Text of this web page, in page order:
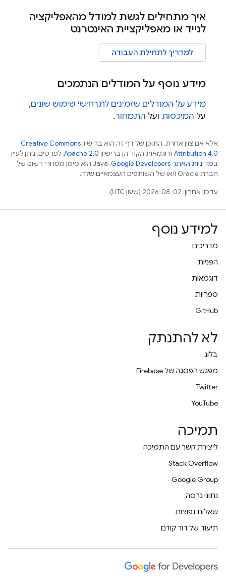
איך מתחילים לגשת למודל מהאפליקציה
לנייד או מאפליקציית האינטרנט
למדריך לתחילת העבודה
מידע נוסף על המודלים הנתמכים
מידע על המודלים שזמינים לתרחישי שימוש שונים,
על המיכסות ועל התמחור.
אלא אם צוין אחרת, התוכן של דף זה הוא ברישיוןCreative Commons
Attribution 4.0 ודוגמאות הקוד הן ברישיון Apache 2.0. לפרטים, ניתן לעיין
במדיניות האתר Google Developers‏
.‏ Java הוא סימן מסחרי רשום של
חברת Oracle ו/או של השותפים העצמאיים שלה.
עדכון אחרון: 2026-08-02 (שעון UTC).
למידע נוסף
מדריכים
הפניות
דוגמאות
ספריות
GitHub
לא להתנתק
בלוג
מפגש הפסגה של Firebase
Twitter
YouTube
תמיכה
ליצירת קשר עם התמיכה
Stack Overflow
Google Group
נתוני גרסה
שאלות נפוצות
תיעוד של דור קודם